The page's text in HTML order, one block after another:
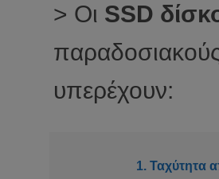
> Οι SSD
υπερέχουν:
1. Ταχύτητα